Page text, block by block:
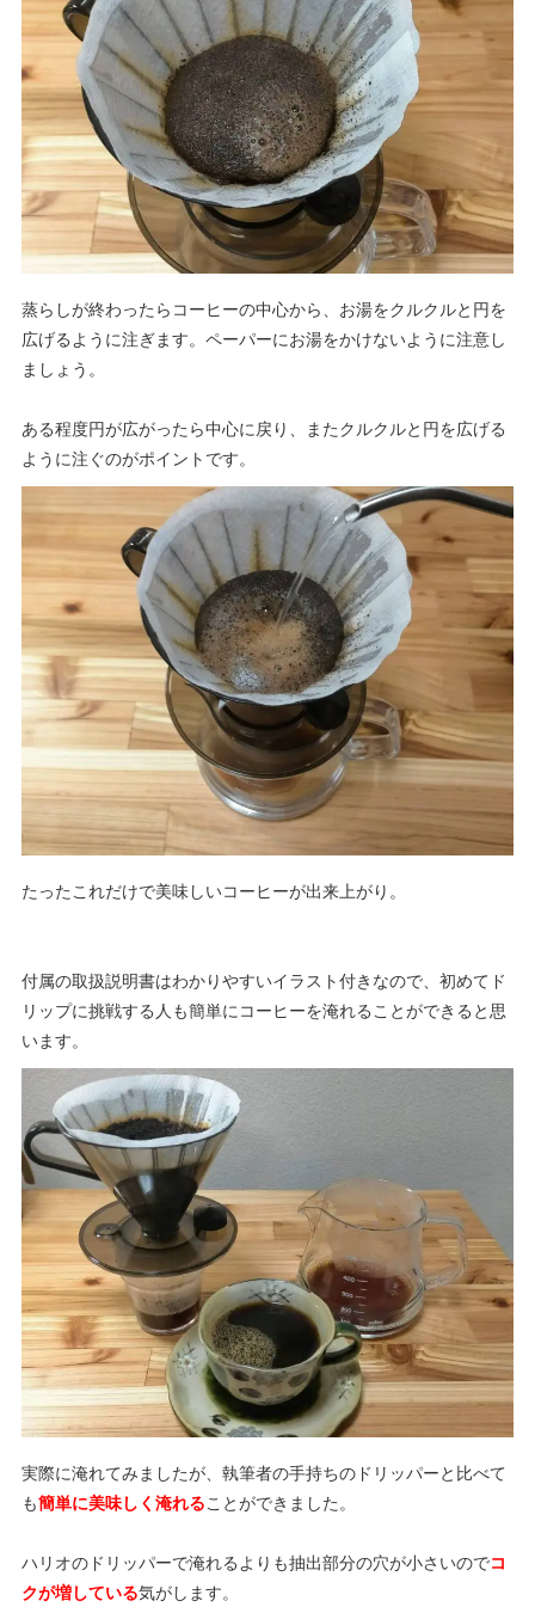
蒸らしが終わったらコーヒーの中心から、お湯をクルクルと円を
広げるように注ぎます。ペーパーにお湯をかけないように注意し
ましょう。
ある程度円が広がったら中心に戻り、またクルクルと円を広げる
ように注ぐのがポイントです。
たったこれだけで美味しいコーヒーが出来上がり。
付属の取扱説明書はわかりやすいイラスト付きなので、初めてド
リップに挑戦する人も簡単にコーヒーを淹れることができると思
います。
実際に淹れてみましたが、執筆者の手持ちのドリッパーと比べて
も簡単に美味しく淹れる ことができました。
ハリオのドリッパーで淹れるよりも抽出部分の穴が小さいのでコ
クが増している気がします。